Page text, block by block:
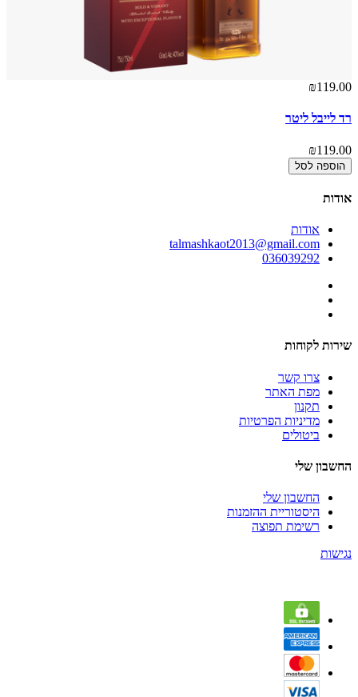
₪119.00
רד לייבל ליטר
₪119.00
הוספה לסל
אודות
אודות
talmashkaot2013@gmail.com
036039292
שירות לקוחות
צרו קשר
מפת האתר
תקנון
מדיניות הפרטיות
ביטולים
החשבון שלי
החשבון שלי
היסטוריית ההזמנות
רשימת תפוצה
נגישות